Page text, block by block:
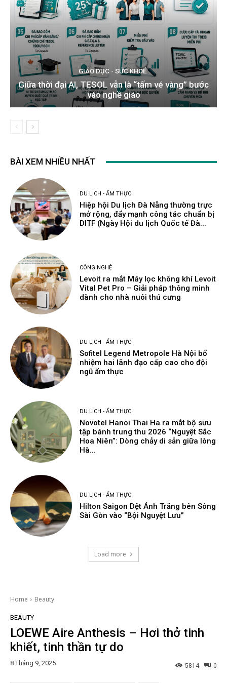
GIÁO DỤC - SỨC KHOẺ
Giữa thời đại AI, TESOL vẫn là “tấm vé vàng” bước
vào nghề giáo
BÀI XEM NHIỀU NHẤT
DU LỊCH - ẨM THỰC
Hiệp hội Du lịch Đà Nẵng thường trực
mở rộng, đẩy mạnh công tác chuẩn bị
DITF (Ngày Hội du lịch Quốc tế Đà...
CÔNG NGHỆ
Levoit ra mắt Máy lọc không khí Levoit
Vital Pet Pro – Giải pháp thông minh
dành cho nhà nuôi thú cưng
DU LỊCH - ẨM THỰC
Sofitel Legend Metropole Hà Nội bổ
nhiệm hai lãnh đạo cấp cao cho đội
ngũ ẩm thực
DU LỊCH - ẨM THỰC
Novotel Hanoi Thai Ha ra mắt bộ sưu
tập bánh trung thu 2026 “Nguyệt Sắc
Hoa Niên”: Dòng chảy di sản giữa lòng
Hà...
DU LỊCH - ẨM THỰC
Hilton Saigon Dệt Ánh Trăng bên Sông
Sài Gòn vào “Bội Nguyệt Lưu”
Load more